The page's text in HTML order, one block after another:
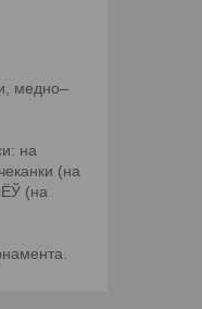
медно–
на
(на
(на